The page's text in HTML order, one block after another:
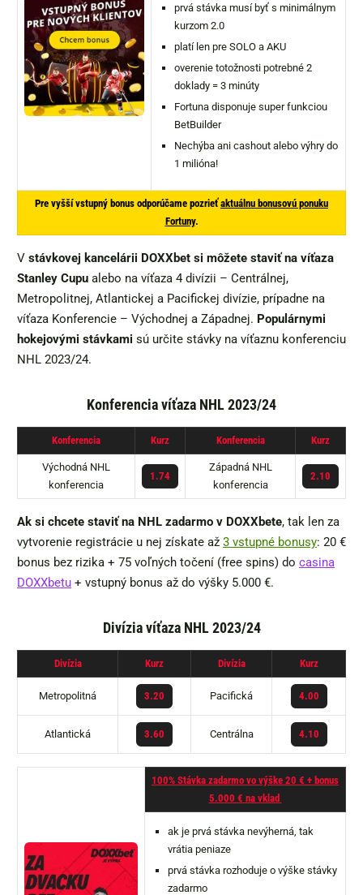
prvá stávka musí byť s minimálnym
kurzom 2.0
platí len pre SOLO a AKU
overenie totožnosti potrebné 2
doklady = 3 minúty
Fortuna disponuje super funkciou
BetBuilder
Nechýba ani cashout alebo výhry do
1 milióna!
Pre vyšší vstupný bonus odporúčame pozrieťaktuálnu bonusovú ponuku
Fortuny.
V stávkovej kancelárii DOXXbet si môžete staviť na víťaza
Stanley Cupu alebo na víťaza 4 divízii – Centrálnej,
Metropolitnej, Atlantickej a Pacifickej divízie, prípadne na
víťaza Konferencie – Východnej a Západnej. Populárnymi
hokejovými stávkami sú určite stávky na víťaznu konferenciu
NHL 2023/24.
Konferencia víťaza NHL 2023/24
Konferencia Kurz Konferencia Kurz
Východná NHL
konferencia
1.74
Západná NHL
konferencia
2.10
Ak si chcete staviť na NHL zadarmo v DOXXbete, tak len za
vytvorenie registrácie u nej získate až 3 vstupné bonusy: 20 €
bonus bez rizika + 75 voľných točení (free spins) do casina
DOXXbetu + vstupný bonus až do výšky 5.000 €.
Divízia víťaza NHL 2023/24
Divízia Kurz Divízia Kurz
Metropolitná 3.20 Pacifická 4.00
Atlantická 3.60 Centrálna 4.10
100% Stávka zadarmo vo výške 20 € + bonus
5.000 € na vklad
ak je prvá stávka nevýherná, tak
vrátia peniaze
prvá stávka rozhoduje o výške stávky
zadarmo